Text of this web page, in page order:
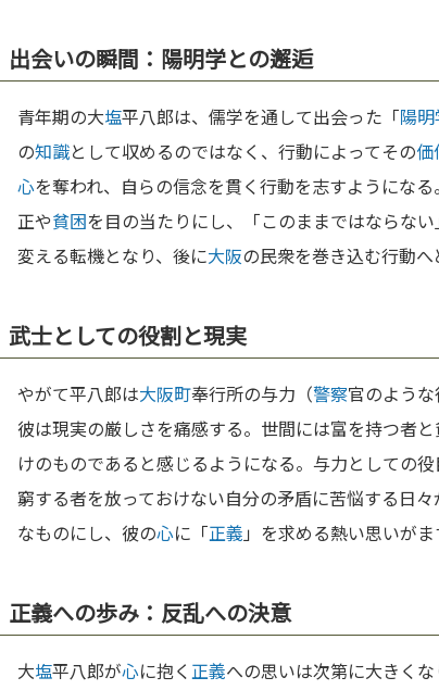
出会いの瞬間：陽明学との邂逅
青年期の大塩平八郎は、儒学を通して出会った「陽明
の知識として収めるのではなく、行動によってその価
心を奪われ、自らの信念を貫く行動を志すようにな
正や貧困を目の当たりにし、「このままではならない
変える転機となり、後に大阪の民衆を巻き込む行動へ
武士としての役割と現実
やがて平八郎は大阪町奉行所の与力（警察官のよう
彼は現実の厳しさを痛感する。世間には富を持つ者
けのものであると感じるようになる。与力としての役
窮する者を放っておけない自分の矛盾に苦悩する日々
なものにし、彼の心に「正義 」を求める熱い思いが
正義への歩み：反乱への決意
大塩平八郎が心に抱く正義への思いは次第に大きく